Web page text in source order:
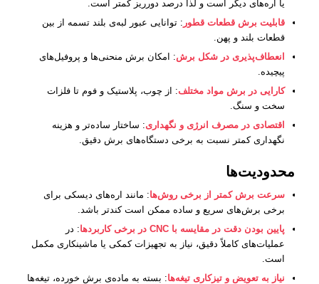
یا اره‌های دیگر است و لذا درصد دورریز کمتر است.
قابلیت برش قطعات قطور : توانایی عبور لبه‌ی بلند تسمه از بین
قطعات بلند و پهن.
انعطاف‌پذیری در شکل برش: امکان برش منحنی‌ها و پروفیل‌های
پیچیده.
کارایی در برش مواد مختلف: از چوب، پلاستیک و فوم تا فلزات
سخت و سنگ.
اقتصادی در مصرف انرژی و نگهداری: ساختار ساده‌تر و هزینه
نگهداری کمتر نسبت به برخی دستگاه‌های برش دقیق.
محدودیت‌ها
سرعت برش کمتر از برخی روش‌ها: مانند اره‌های دیسکی برای
برخی برش‌های سریع و ساده ممکن است کندتر باشد.
پایین بودن دقت در مقایسه با CNCدر برخی کاربردها: در
عملیات‌های کاملاً دقیق، نیاز به تجهیزات کمکی یا ماشینکاری مکمل
است.
نیاز به تعویض و تیزکاری تیغه‌ها: بسته به ماده‌ی برش خورده، تیغه‌ها